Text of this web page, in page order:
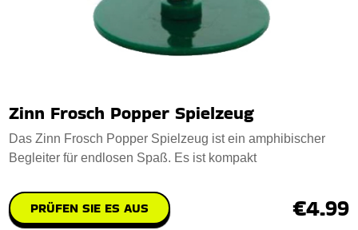
Zinn Frosch Popper Spielzeug
Das Zinn Frosch Popper Spielzeug ist ein amphibischer
Begleiter für endlosen Spaß. Es ist kompakt
PRÜFEN SIE ES AUS €4.99